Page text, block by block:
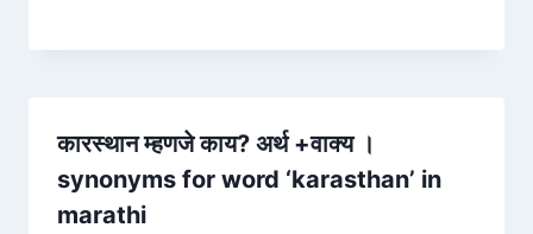
कारस्थान म्हणजे काय? अर्थ +वाक्य ।
synonyms for word ‘karasthan’ in
marathi